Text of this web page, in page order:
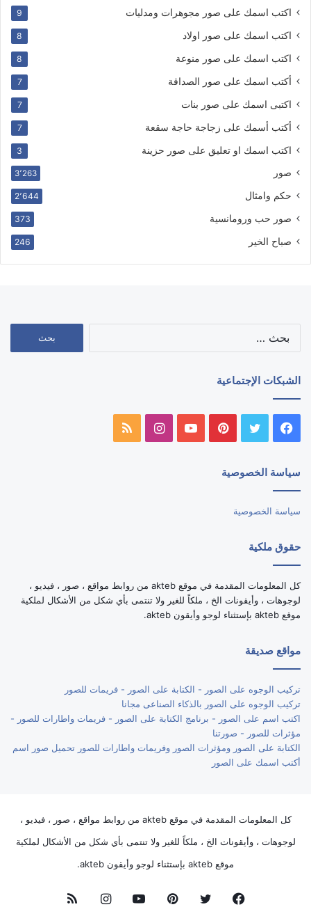
اكتب اسمك على صور مجوهرات ومدليات 9
اكتب اسمك على صور اولاد 8
اكتب اسمك على صور منوعة 8
أكتب اسمك على صور الصداقة 7
اكتبى اسمك على صور بنات 7
أكتب أسمك على زجاجة حاجة سقعة 7
اكتب اسمك او تعليق على صور حزينة 3
صور 3٬263
حكم وامثال 2٬644
صور حب ورومانسية 373
صباح الخير 246
الشبكات الإجتماعية
فيسبوك تويتر بينتيريستيوتيوبانستقرامملخص
سياسة الخصوصية
سياسة الخصوصية
حقوق ملكية
كل المعلومات المقدمة في موقع akteb من روابط مواقع ، صور ، فيديو ،
لوجوهات ، وأيقونات الخ ، ملكاً للغير ولا تنتمى بأي شكل من الأشكال لملكية
موقع akteb بإستثناء لوجو وأيقون akteb.
مواقع صديقة
تركيب الوجوه على الصور - الكتابة على الصور - فريمات للصور
تركيب الوجوه على الصور بالذكاء الصناعى مجانا
اكتب اسم على الصور - برنامج الكتابة على الصور - فريمات واطارات للصور -
مؤثرات للصور - صورتنا
الكتابة على الصور ومؤثرات الصور وفريمات واطارات للصور تحميل صور اسم
أكتب اسمك على الصور
كل المعلومات المقدمة في موقع akteb من روابط مواقع ، صور ، فيديو ،
لوجوهات ، وأيقونات الخ ، ملكاً للغير ولا تنتمى بأي شكل من الأشكال لملكية
موقع akteb بإستثناء لوجو وأيقون akteb.
فيسبوك تويتر بينتيريستيوتيوبانستقرامملخص